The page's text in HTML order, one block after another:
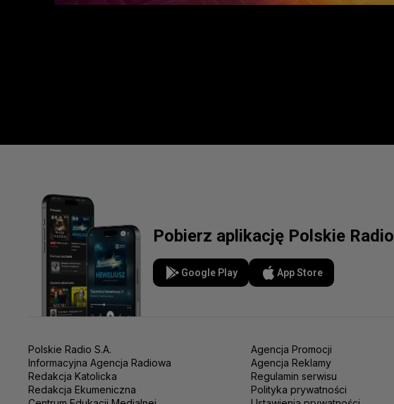
Pobierz aplikację Polskie Radio
Google Play App Store
Polskie Radio S.A.
Informacyjna Agencja Radiowa
Redakcja Katolicka
Redakcja Ekumeniczna
Agencja Promocji
Agencja Reklamy
Regulamin serwisu
Polityka prywatności